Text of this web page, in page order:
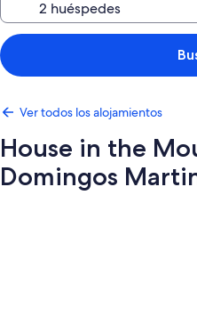
Ver todos los alojamientos
House in the
Domingos